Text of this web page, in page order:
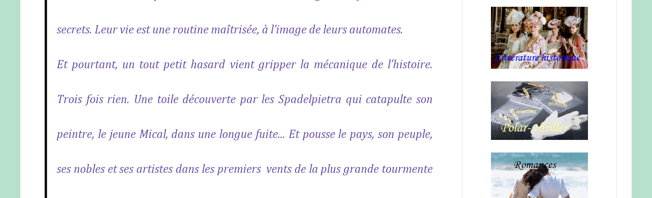
secrets. Leur vie est une routine maîtrisée, à l’image de leurs automates.
Et pourtant, un tout petit hasard vient gripper la mécanique de l’histoire.
Trois fois rien. Une toile découverte par les Spadelpietra qui catapulte son
peintre, le jeune Mical, dans une longue fuite... Et pousse le pays, son peuple,
ses nobles et ses artistes dans les premiers vents de la plus grande tourmente